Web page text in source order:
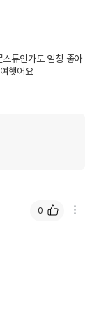
튜인가도 엄청 좋아
햇어요
0